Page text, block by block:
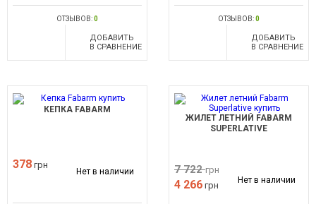
ОТЗЫВОВ:0
ДОБАВИТЬ
В СРАВНЕНИЕ
ОТЗЫВОВ:0
ДОБАВИТЬ
В СРАВНЕНИЕ
КЕПКА FABARM
378 грн
Нет в наличии
ЖИЛЕТ ЛЕТНИЙ FABARM
SUPERLATIVE
7 722грн
4 266 грн
Нет в наличии